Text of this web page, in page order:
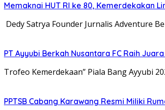
Memaknai HUT RI ke 80, Kemerdekakan
Dedy Satrya Founder Jurnalis Adventure
PT Ayyubi Berkah Nusantara FC Raih
Trofeo Kemerdekaan” Piala Bang Ayyubi
PPTSB Cabang Karawang Resmi Miliki